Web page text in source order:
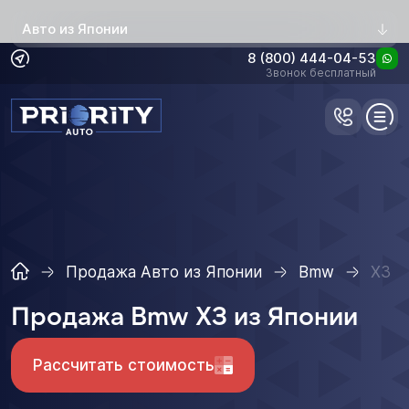
Авто из Японии
8 (800) 444-04-53
Звонок бесплатный
Продажа Авто из Японии Bmw X3
Продажа Bmw X3 из Японии
Рассчитать стоимость